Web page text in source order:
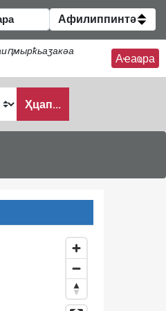
Афилиппинтә
Аҽаҩра
Ҳцап...